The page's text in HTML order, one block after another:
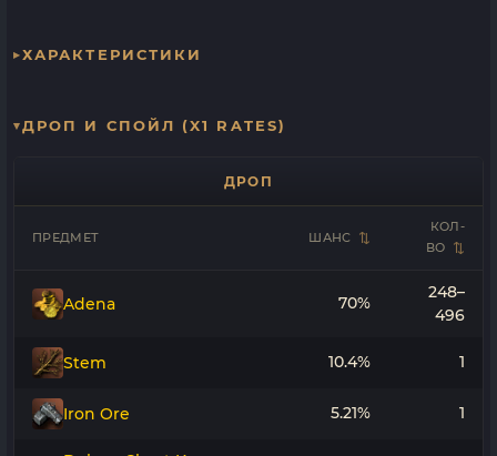
ХАРАКТЕРИСТИКИ
ДРОП И СПОЙЛ (X1 RATES)
ДРОП
ПРЕДМЕТ ШАНС
КОЛ-
ВО
Adena 70%
248–
496
Stem 10.4% 1
Iron Ore 5.21% 1